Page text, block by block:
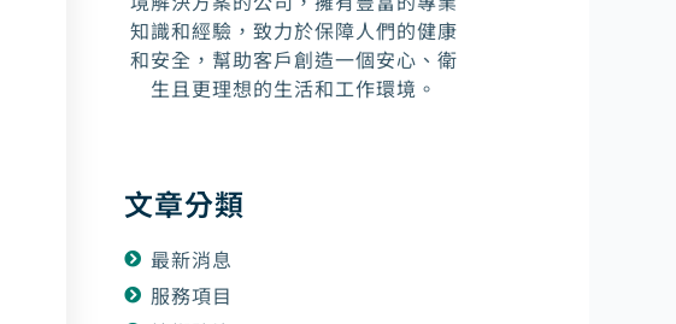
知識和經驗，致力於保障人們的健康
和安全，幫助客戶創造一個安心、衛
生且更理想的生活和工作環境。
文章分類
最新消息
服務項目